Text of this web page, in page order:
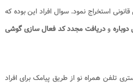
استخراج نمود. سوال افراد این بوده که
ودریافت مجدد کد فعال سازی گوشی
تلفن همراه نو از طریق پیامک برای افراد